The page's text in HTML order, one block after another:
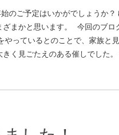
のご予定はいかがでしょうか？
まかと思います。 今回のブロ
っているとのことで、家族と
く見ごたえのある催しでした